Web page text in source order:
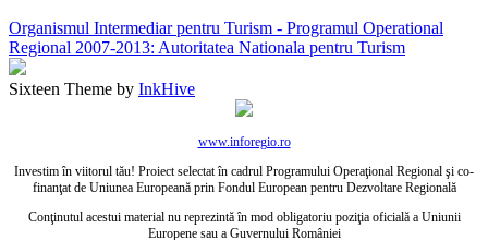
Organismul Intermediar pentru Turism - Programul Operational
Regional 2007-2013: Autoritatea Nationala pentru Turism
Sixteen Theme by InkHive
www.inforegio.ro
Investim în viitorul tău! Proiect selectat în cadrul Programului Operaţional Regional şi co-
finanţat de Uniunea Europeană prin Fondul European pentru Dezvoltare Regională
Conţinutul acestui material nu reprezintă în mod obligatoriu poziţia oficială a Uniunii
Europene sau a Guvernului României